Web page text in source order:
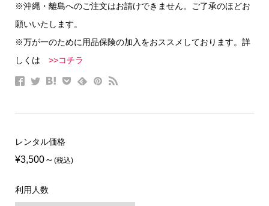
※沖縄・離島へのご注文はお請けできません。ご了承のほどお
願いいたします。
※万が一のために用品保険の加入をおススメしております。詳
しくは >>コチラ
レンタル価格
¥3,500 (税込)
利用人数